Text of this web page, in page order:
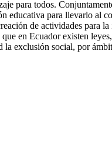
para todos.
para llevarlo al
de actividades para
en Ecuador existen
exclusión social, por